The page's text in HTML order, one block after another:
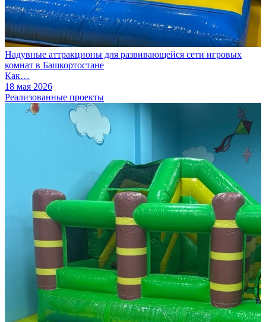
Надувные аттракционы для развивающейся сети игровых
комнат в Башкортостане
Как…
18 мая 2026
Реализованные проекты